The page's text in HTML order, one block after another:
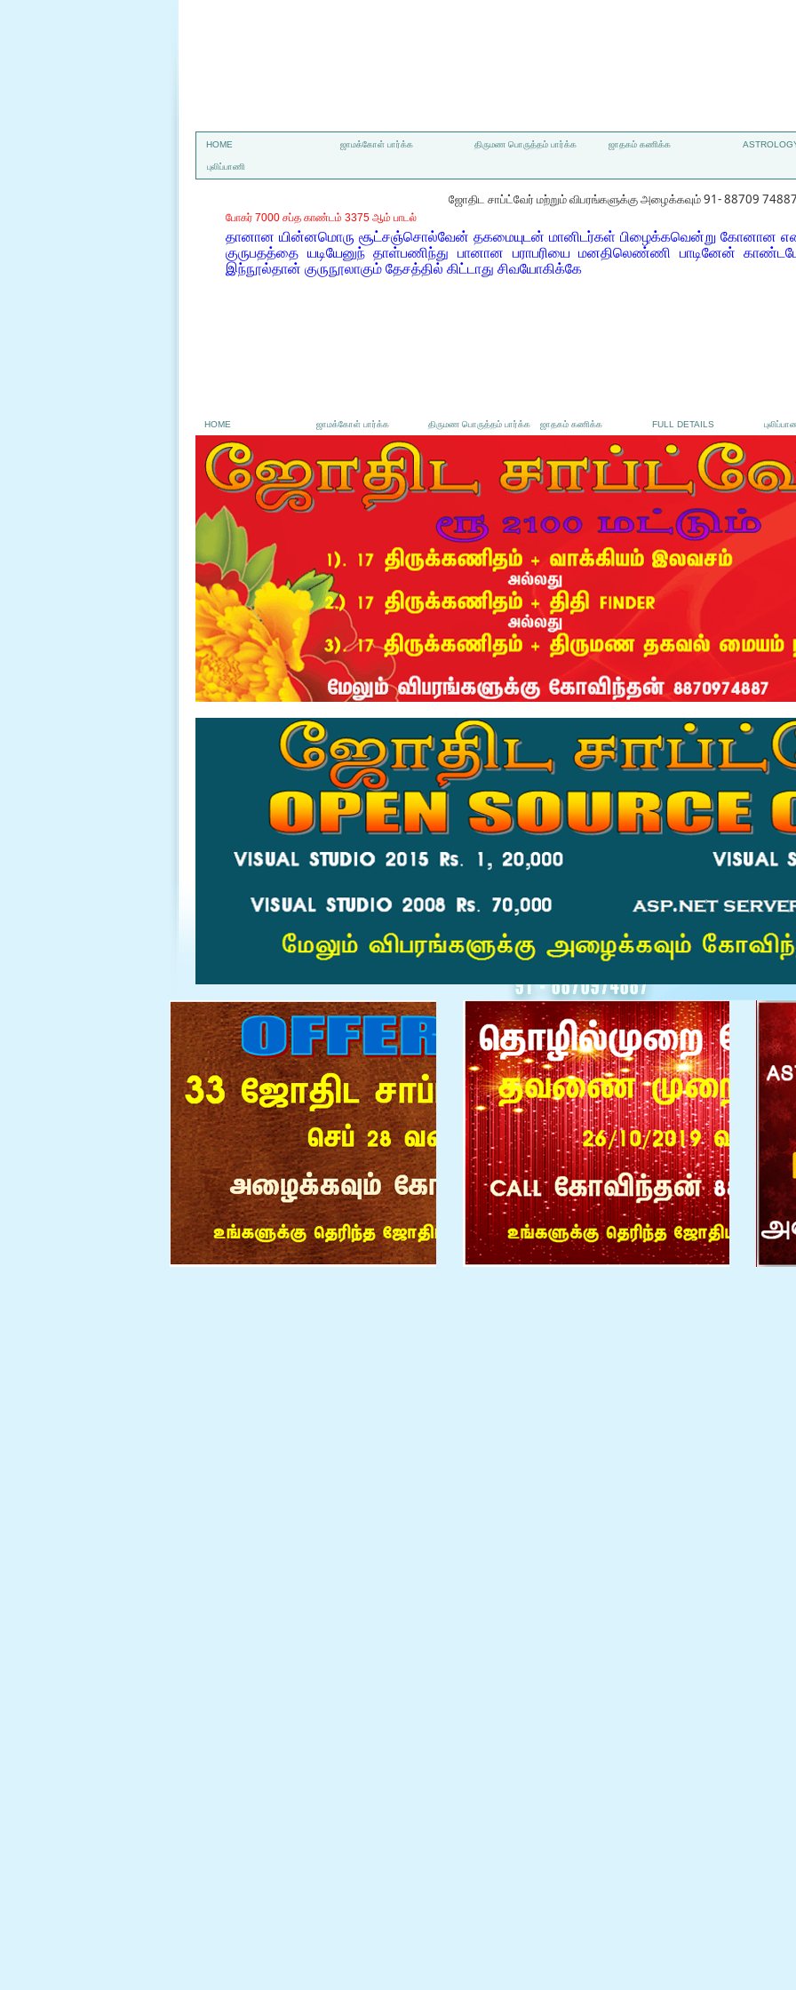
HOME ஜாமக்கோள் பார்க்க திருமண பொருத்தம் பார்க்க ஜாதகம் கணிக்க
புலிப்பாணி
ஜோதிட சாப்ட்வேர் மற்றும் விபரங்களுக்கு அழைக்கவும் 91- 88709
போகர் 7000 சப்த காண்டம் 3375 ஆம் பாடல்
தானான யின்னமொரு சூட்சஞ்சொல்வேன் தகமையுடன் மானிடர்கள் பிழைக்கவென்று கோனான
குருபதத்தை யடியேனுந் தாள்பணிந்து பானான பராபரியை மனதிலெண்ணி பாடினேன்
இந்நூல்தான் குருநூலாகும் தேசத்தில் கிட்டாது சிவயோகிக்கே
HOME ஜாமக்கோள் பார்க்க திருமண பொருத்தம் பார்க்க ஜாதகம் கணிக்க FULL DETAILS